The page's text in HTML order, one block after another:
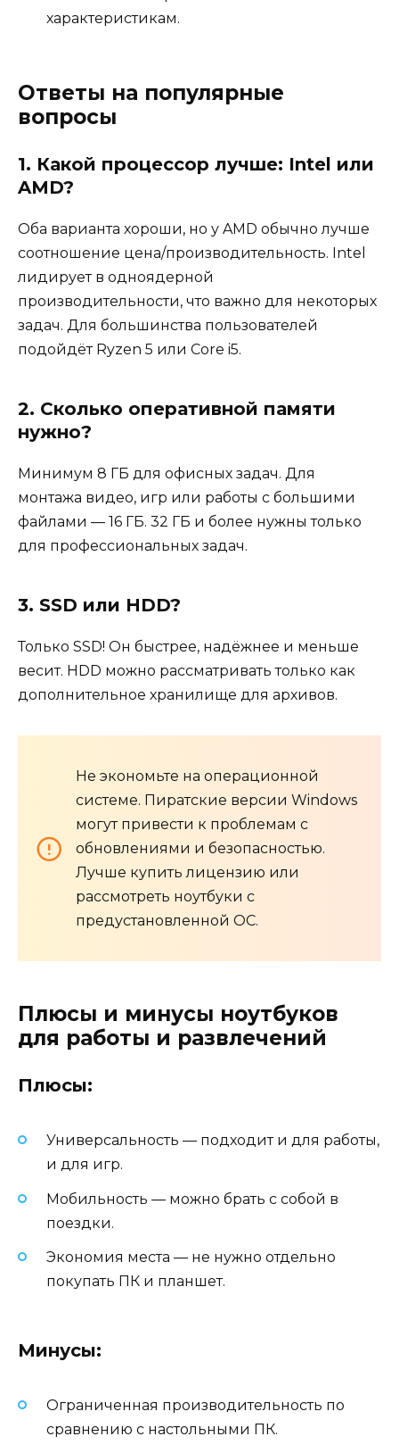
характеристикам.
Ответы на популярные
вопросы
1. Какой процессор лучше: Intel или
AMD?
Оба варианта хороши, но у AMD обычно лучше
соотношение цена/производительность. Intel
лидирует в одноядерной
производительности, что важно для некоторых
задач. Для большинства пользователей
подойдёт Ryzen 5 или Core i5.
2. Сколько оперативной памяти
нужно?
Минимум 8 ГБ для офисных задач. Для
монтажа видео, игр или работы с большими
файлами — 16 ГБ. 32 ГБ и более нужны только
для профессиональных задач.
3. SSD или HDD?
Только SSD! Он быстрее, надёжнее и меньше
весит. HDD можно рассматривать только как
дополнительное хранилище для архивов.
Не экономьте на операционной
системе. Пиратские версии Windows
могут привести к проблемам с
обновлениями и безопасностью.
Лучше купить лицензию или
рассмотреть ноутбуки с
предустановленной ОС.
Плюсы и минусы ноутбуков
для работы и развлечений
Плюсы:
Универсальность — подходит и для работы,
и для игр.
Мобильность — можно брать с собой в
поездки.
Экономия места — не нужно отдельно
покупать ПК и планшет.
Минусы:
Ограниченная производительность по
сравнению с настольными ПК.